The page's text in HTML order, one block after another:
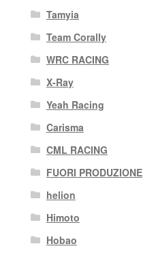
Tamyia
Team Corally
WRC RACING
X-Ray
Yeah Racing
Carisma
CML RACING
FUORI PRODUZIONE
helion
Himoto
Hobao